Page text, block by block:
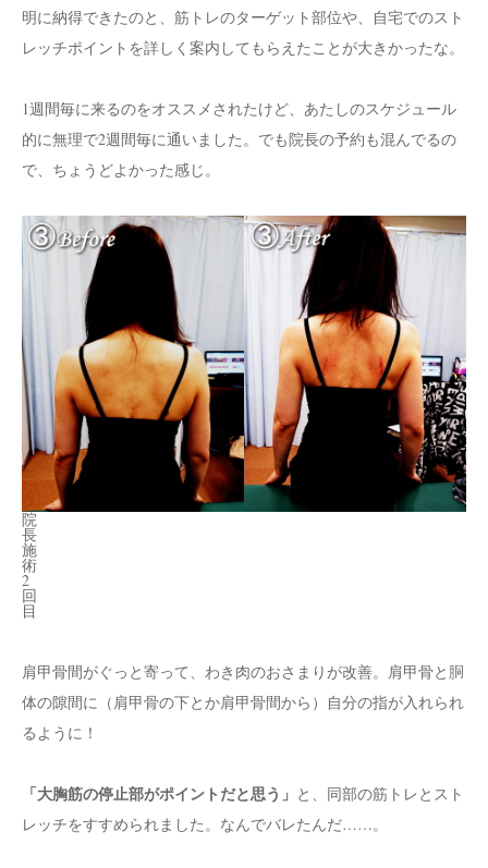
明に納得できたのと、筋トレのターゲット部位や、自宅でのスト
レッチポイントを詳しく案内してもらえたことが大きかったな。
1週間毎に来るのをオススメされたけど、あたしのスケジュール
的に無理で2週間毎に通いました。でも院長の予約も混んでるの
で、ちょうどよかった感じ。
院
長
施
術
2
回
目
肩甲骨間がぐっと寄って、わき肉のおさまりが改善。肩甲骨と胴
体の隙間に（肩甲骨の下とか肩甲骨間から）自分の指が入れられ
るように！
「大胸筋の停止部がポイントだと思う」 と、同部の筋トレとスト
レッチをすすめられました。なんでバレたんだ……。